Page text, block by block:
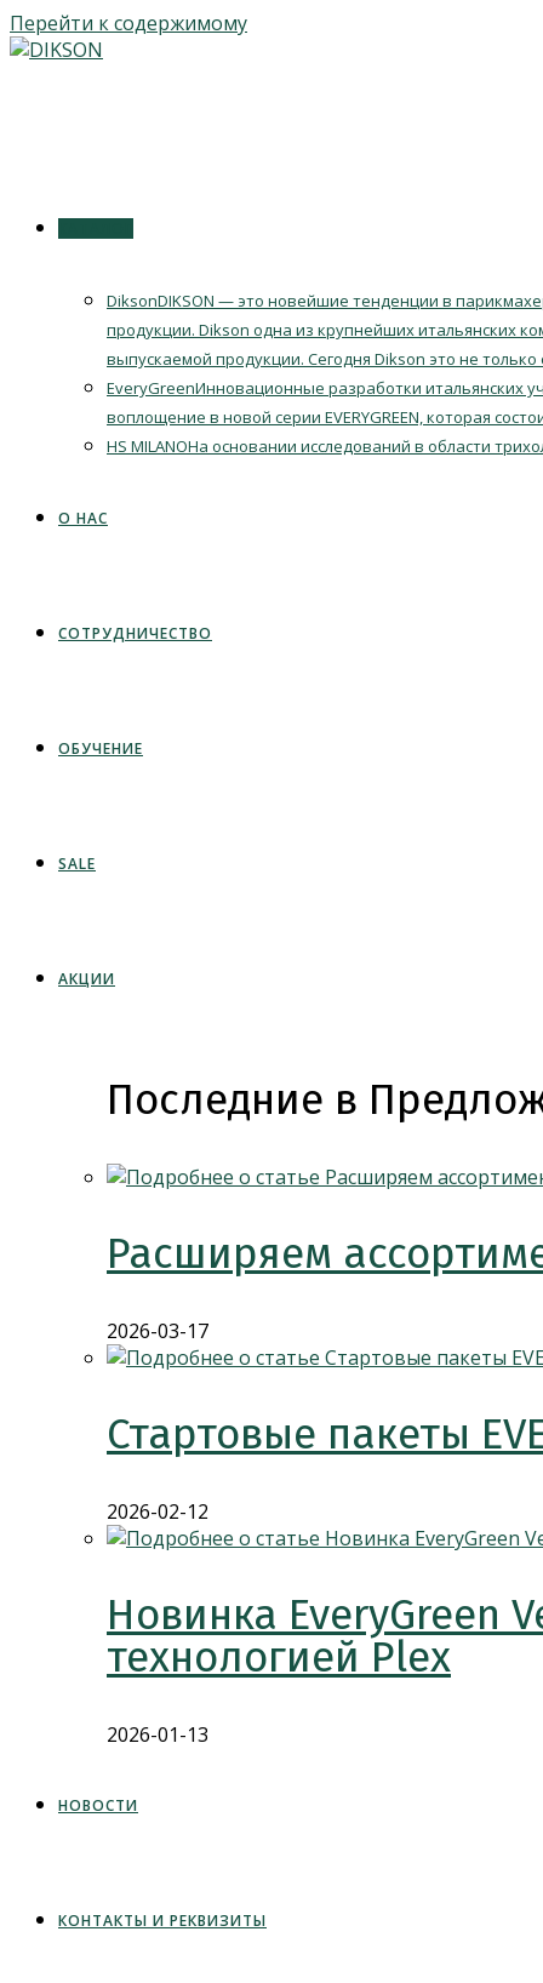
Перейти к содержимому
DiksonDIKSON — это новейшие тенденции в
продукции. Dikson одна из крупнейших итальянских
выпускаемой продукции. Сегодня Dikson это не
EveryGreenИнновационные разработки итальянских
воплощение в новой серии EVERYGREEN, которая
HS MILANOНа основании исследований в области
О НАС
СОТРУДНИЧЕСТВО
ОБУЧЕНИЕ
SALE
АКЦИИ
Последние в
Расширяем
2026-03-17
Стартовые пакеты
2026-02-12
Новинка EveryGreen
технологией Plex
2026-01-13
НОВОСТИ
КОНТАКТЫ И РЕКВИЗИТЫ